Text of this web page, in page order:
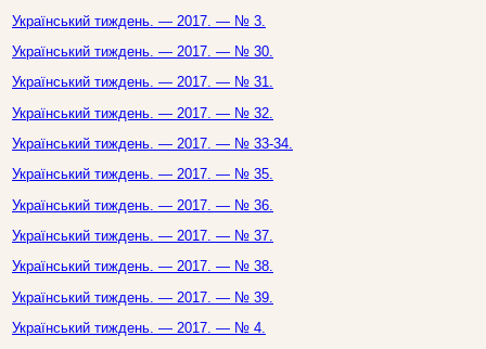
Український тиждень. — 2017. — № 3.
Український тиждень. — 2017. — № 30.
Український тиждень. — 2017. — № 31.
Український тиждень. — 2017. — № 32.
Український тиждень. — 2017. — № 33-34.
Український тиждень. — 2017. — № 35.
Український тиждень. — 2017. — № 36.
Український тиждень. — 2017. — № 37.
Український тиждень. — 2017. — № 38.
Український тиждень. — 2017. — № 39.
Український тиждень. — 2017. — № 4.